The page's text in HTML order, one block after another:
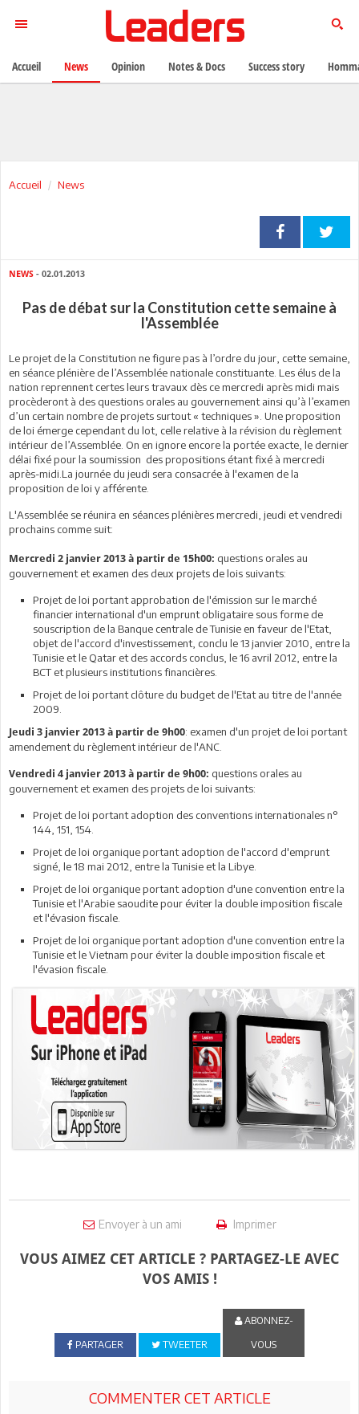
Accueil News
NEWS - 02.01.2013
Pas de débat sur la Constitution cette semaine à
l'Assemblée
Le projet de la Constitution ne figure pas à l’ordre du jour, cette semaine,
en séance plénière de l’Assemblée nationale constituante. Les élus de la
nation reprennent certes leurs travaux dès ce mercredi après midi mais
procèderont à des questions orales au gouvernement ainsi qu’à l’examen
d’un certain nombre de projets surtout « techniques ». Une proposition
de loi émerge cependant du lot, celle relative à la révision du règlement
intérieur de l’Assemblée. On en ignore encore la portée exacte, le dernier
délai fixé pour la soumission des propositions étant fixé à mercredi
après-midi.La journée du jeudi sera consacrée à l'examen de la
proposition de loi y afférente.
L'Assemblée se réunira en séances plénières mercredi, jeudi et vendredi
prochains comme suit:
Mercredi 2 janvier 2013 à partir de 15h00: questions orales au
gouvernement et examen des deux projets de lois suivants:
Projet de loi portant approbation de l'émission sur le marché
financier international d'un emprunt obligataire sous forme de
souscription de la Banque centrale de Tunisie en faveur de l'Etat,
objet de l'accord d'investissement, conclu le 13 janvier 2010, entre la
Tunisie et le Qatar et des accords conclus, le 16 avril 2012, entre la
BCT et plusieurs institutions financières.
Projet de loi portant clôture du budget de l'Etat au titre de l'année
2009.
Jeudi 3 janvier 2013 à partir de 9h00: examen d'un projet de loi portant
amendement du règlement intérieur de l'ANC.
Vendredi 4 janvier 2013 à partir de 9h00: questions orales au
gouvernement et examen des projets de loi suivants:
Projet de loi portant adoption des conventions internationales n°
144, 151, 154.
Projet de loi organique portant adoption de l'accord d'emprunt
signé, le 18 mai 2012, entre la Tunisie et la Libye.
Projet de loi organique portant adoption d'une convention entre la
Tunisie et l'Arabie saoudite pour éviter la double imposition fiscale
et l'évasion fiscale.
Projet de loi organique portant adoption d'une convention entre la
Tunisie et le Vietnam pour éviter la double imposition fiscale et
l'évasion fiscale.
Envoyer à un ami Imprimer
VOUS AIMEZ CET ARTICLE ? PARTAGEZ-LE AVEC
VOS AMIS !
PARTAGER TWEETER
ABONNEZ-
VOUS
COMMENTER CET ARTICLE
Accueil News Opinion Notes & Docs Success story